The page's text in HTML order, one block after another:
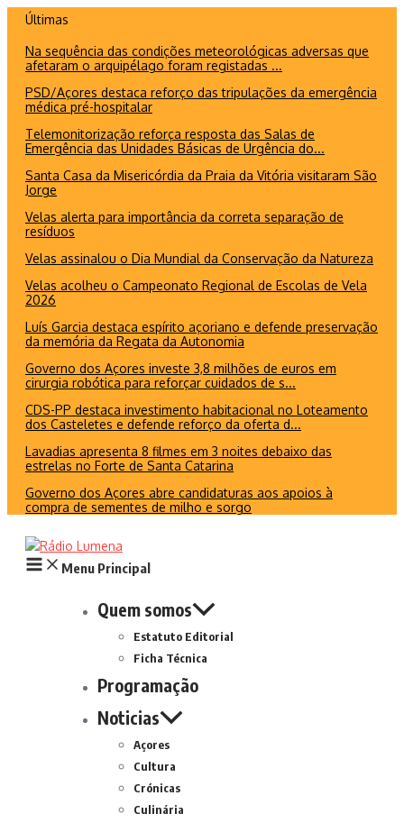
conteúdo
Últimas
Na sequência das condições meteorológicas adversas que
afetaram o arquipélago foram registadas ...
PSD/Açores destaca reforço das tripulações da emergência
médica pré-hospitalar
Telemonitorização reforça resposta das Salas de
Emergência das Unidades Básicas de Urgência do...
Santa Casa da Misericórdia da Praia da Vitória visitaram São
Jorge
Velas alerta para importância da correta separação de
resíduos
Velas assinalou o Dia Mundial da Conservação da Natureza
Velas acolheu o Campeonato Regional de Escolas de Vela
2026
Luís Garcia destaca espírito açoriano e defende preservação
da memória da Regata da Autonomia
Governo dos Açores investe 3,8 milhões de euros em
cirurgia robótica para reforçar cuidados de s...
CDS-PP destaca investimento habitacional no Loteamento
dos Casteletes e defende reforço da oferta d...
Lavadias apresenta 8 filmes em 3 noites debaixo das
estrelas no Forte de Santa Catarina
Governo dos Açores abre candidaturas aos apoios à
compra de sementes de milho e sorgo
Menu Principal
Quem somos
Estatuto Editorial
Ficha Técnica
Programação
Noticias
Açores
Cultura
Crónicas
Culinária